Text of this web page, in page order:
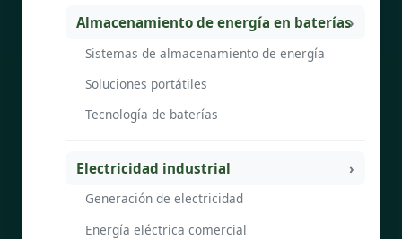
Almacenamiento de energía en baterías
Sistemas de almacenamiento de energía
Soluciones portátiles
Tecnología de baterías
Electricidad industrial
Generación de electricidad
Energía eléctrica comercial